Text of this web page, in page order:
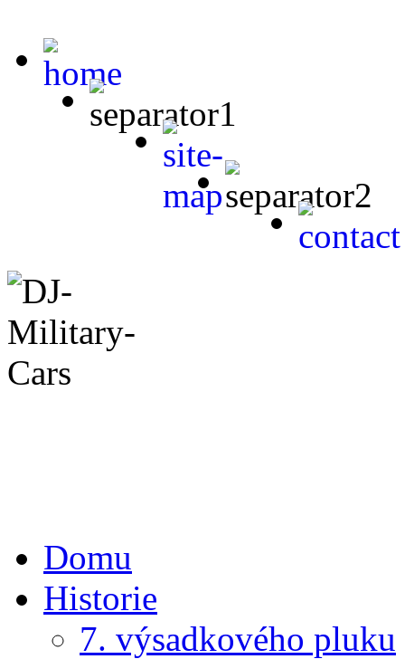
Domu
Historie
7. výsadkového pluku